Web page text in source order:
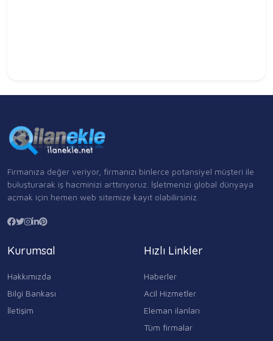
Firmanıza değer veriyor, firmanızı binlerce potansiyel müşteri ile
buluşturarak iş hacminizi arttırıyoruz. İşletmenizi global dünyaya
açmak için hemen web sitemize kayıt olabilirsiniz.
Kurumsal
Hakkımızda
Bilgi Bankası
İletişim
Hızlı Linkler
Haberler
Acil Hizmetler
Eleman ilanları
Tüm firmalar